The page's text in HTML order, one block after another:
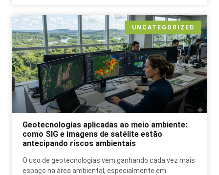
UNCATEGORIZED
Geotecnologias aplicadas ao meio ambiente:
como SIG e imagens de satélite estão
antecipando riscos ambientais
O uso de geotecnologias vem ganhando cada vez mais
espaço na área ambiental, especialmente em